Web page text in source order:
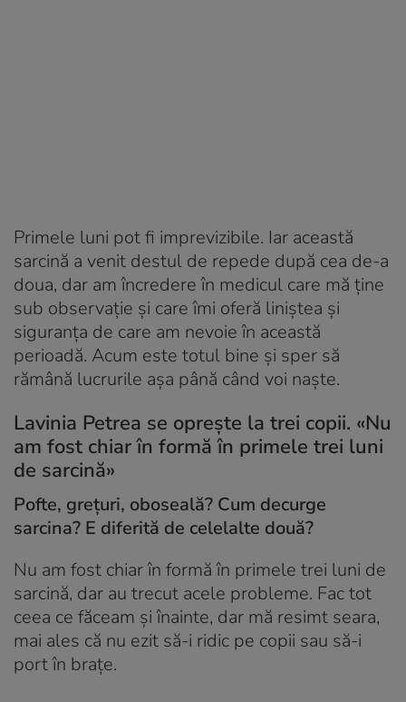
Primele luni pot fi imprevizibile. Iar această
sarcină a venit destul de repede după cea de-a
doua, dar am încredere în medicul care mă ține
sub observație și care îmi oferă liniștea și
siguranța de care am nevoie în această
perioadă. Acum este totul bine și sper să
rămână lucrurile așa până când voi naște.
Lavinia Petrea se oprește la trei copii. «Nu
am fost chiar în formă în primele trei luni
de sarcină»
Pofte, grețuri, oboseală? Cum decurge
sarcina? E diferită de celelalte două?
Nu am fost chiar în formă în primele trei luni de
sarcină, dar au trecut acele probleme. Fac tot
ceea ce făceam și înainte, dar mă resimt seara,
mai ales că nu ezit să-i ridic pe copii sau să-i
port în brațe.